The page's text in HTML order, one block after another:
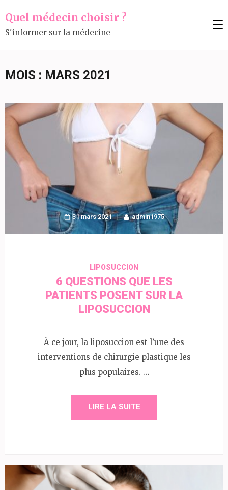
au
contenu
Quel médecin choisir ?
S'informer sur la médecine
MOIS : MARS 2021
31 mars 2021 admin1975
LIPOSUCCION
6 QUESTIONS QUE LES
PATIENTS POSENT SUR LA
LIPOSUCCION
À ce jour, la liposuccion est l’une des
interventions de chirurgie plastique les
plus populaires. …
LIRE LA SUITE